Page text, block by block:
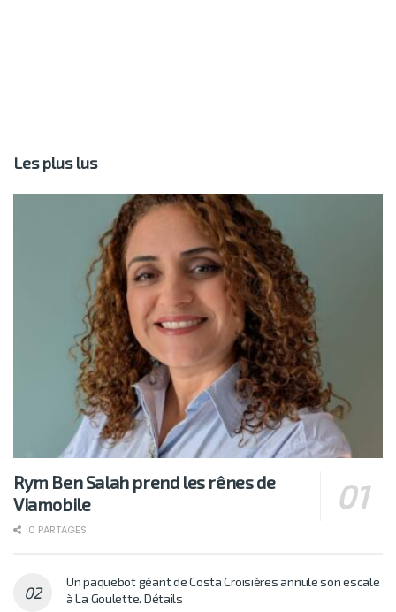
Les plus lus
Rym Ben Salah prend les rênes de
Viamobile
0 PARTAGES
Un paquebot géant de Costa Croisières annule son escale
à La Goulette. Détails